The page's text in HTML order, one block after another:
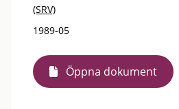
(SRV)
1989-05
Öppna dokument